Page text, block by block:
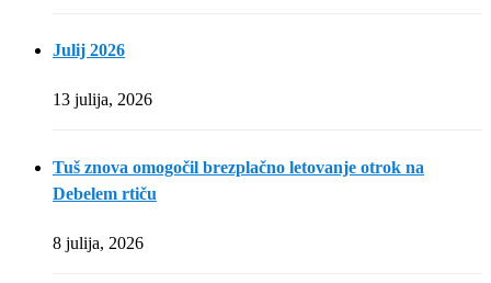
Julij 2026
13 julija, 2026
Tuš znova omogočil brezplačno letovanje otrok na
Debelem rtiču
8 julija, 2026